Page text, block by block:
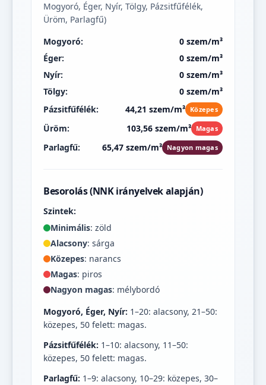
Mogyoró, Éger, Nyír, Tölgy, Pázsitfűfélék,
Üröm, Parlagfű)
Mogyoró:
0 szem/m³
Éger:
0 szem/m³
Nyír:
0 szem/m³
Tölgy:
0 szem/m³
Pázsitfűfélék:
44,21 szem/m³ Közepes
Üröm: 103,56 szem/m³ Magas
Parlagfű: 65,47 szem/m³ Nagyon magas
Besorolás (NNK irányelvek alapján)
Szintek:
Minimális: zöld
Alacsony: sárga
Közepes: narancs
Magas: piros
Nagyon magas: mélybordó
Mogyoró, Éger, Nyír: 1–20: alacsony, 21–50:
közepes, 50 felett: magas.
Pázsitfűfélék: 1–10: alacsony, 11–50:
közepes, 50 felett: magas.
Parlagfű: 1–9: alacsony, 10–29: közepes, 30–